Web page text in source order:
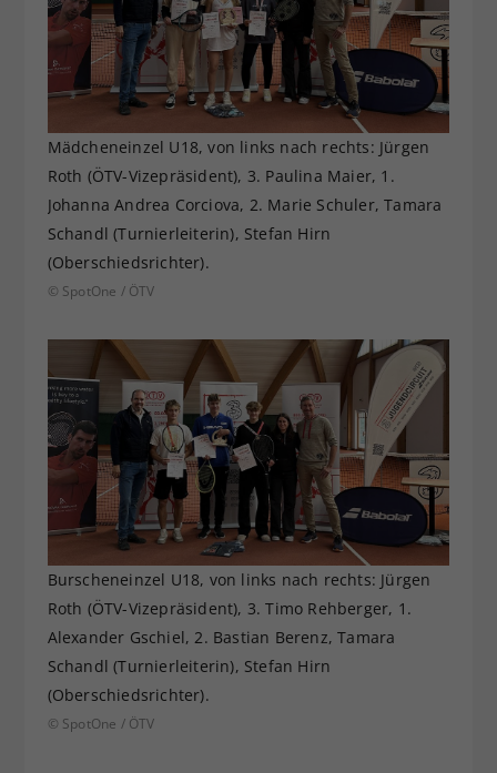
Mädcheneinzel U18, von links nach rechts: Jürgen
Roth (ÖTV-Vizepräsident), 3. Paulina Maier, 1.
Johanna Andrea Corciova, 2. Marie Schuler, Tamara
Schandl (Turnierleiterin), Stefan Hirn
(Oberschiedsrichter).
© SpotOne / ÖTV
Burscheneinzel U18, von links nach rechts: Jürgen
Roth (ÖTV-Vizepräsident), 3. Timo Rehberger, 1.
Alexander Gschiel, 2. Bastian Berenz, Tamara
Schandl (Turnierleiterin), Stefan Hirn
(Oberschiedsrichter).
© SpotOne / ÖTV